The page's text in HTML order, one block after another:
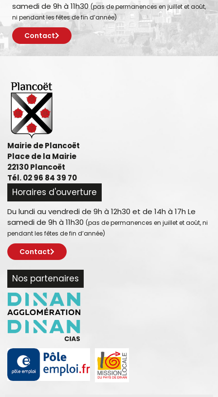
samedi de 9h à 11h30 (pas de permanences en juillet et août,
ni pendant les fêtes de fin d’année)
Contact
Mairie de Plancoët
Place de la Mairie
22130 Plancoët
Tél. 02 96 84 39 70
Horaires d'ouverture
Du lundi au vendredi de 9h à 12h30 et de 14h à 17h Le
samedi de 9h à 11h30 (pas de permanences en juillet et août, ni
pendant les fêtes de fin d’année)
Contact
Nos partenaires